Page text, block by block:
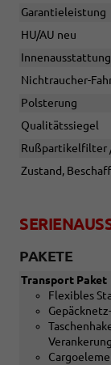
Garantieleistung
HU/AU neu
Innenausstattung
Nichtraucher-
Polsterung
Qualitätssiegel
Rußpartikelfilter /
Zustand,
PAKETE
Transport Paket
Flexibles